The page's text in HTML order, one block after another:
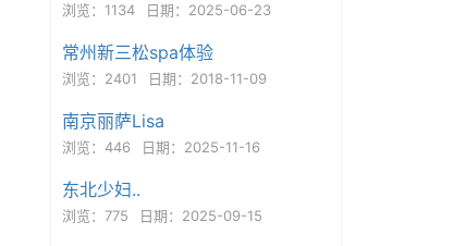
浏览：1134 日期：2025-06-23
常州新三松spa体验
浏览：2401 日期：2018-11-09
南京丽萨Lisa
浏览：446 日期：2025-11-16
东北少妇..
浏览：775 日期：2025-09-15